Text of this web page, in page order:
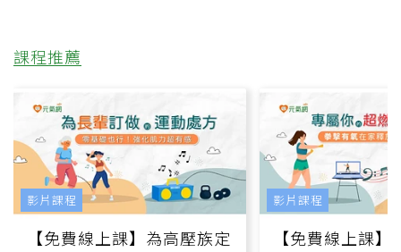
課程推薦
【免費線上課】為高壓族定
影片課程
【免費線上課
影片課程